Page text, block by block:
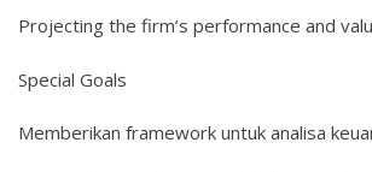
Projecting the firm’s performance and
Special Goals
Memberikan framework untuk analisa